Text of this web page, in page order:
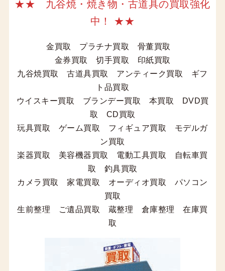
★★ 九谷焼・焼き物・古道具の買取強化
中！ ★★
金買取 プラチナ買取 骨董買取
金券買取 切手買取 印紙買取
九谷焼買取 古道具買取 アンティーク買取 ギフ
ト品買取
ウイスキー買取 ブランデー買取 本買取 DVD買
取 CD買取
玩具買取 ゲーム買取 フィギュア買取 モデルガ
ン買取
楽器買取 美容機器買取 電動工具買取 自転車買
取 釣具買取
カメラ買取 家電買取 オーディオ買取 パソコン
買取
生前整理 ご遺品買取 蔵整理 倉庫整理 在庫買
取